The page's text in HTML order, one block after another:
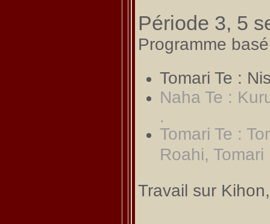
Période 3, 5
Programme
Tomari Te :
Naha Te :
Tomari Te :
Roahi,
Travail sur